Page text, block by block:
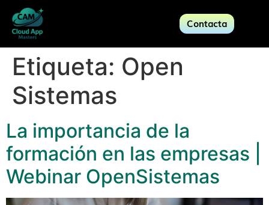
Contacta
Etiqueta: Open
Sistemas
La importancia de la
formación en las empresas |
Webinar OpenSistemas